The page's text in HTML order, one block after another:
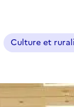
Culture et